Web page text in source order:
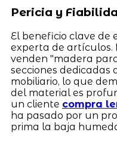
Pericia y
El beneficio clave de
experta de artículos.
venden "madera
secciones dedicadas
mobiliario, lo que
del material es
un cliente compra
ha pasado por un
prima la baja